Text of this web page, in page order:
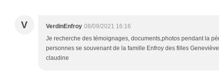
V VerdinEnfroy 08/09/2021 16:16
Je recherche des témoignages, documents,photos pendant la
personnes se souvenant de la famille Enfroy des filles
claudine